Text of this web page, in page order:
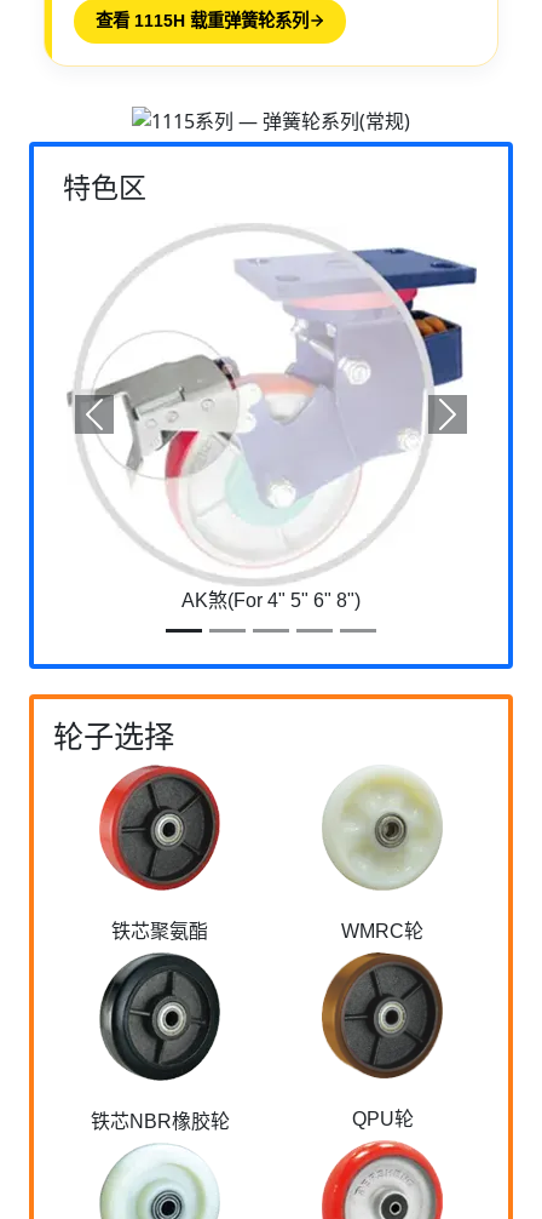
查看 1115H 载重弹簧轮系列
特色区
AK煞(For 4" 5" 6" 8")
Previous Next
轮子选择
铁芯聚氨酯
铁芯NBR橡胶轮
WMRC轮
QPU轮